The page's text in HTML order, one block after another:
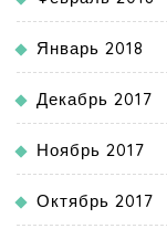
Январь 2018
Декабрь 2017
Ноябрь 2017
Октябрь 2017